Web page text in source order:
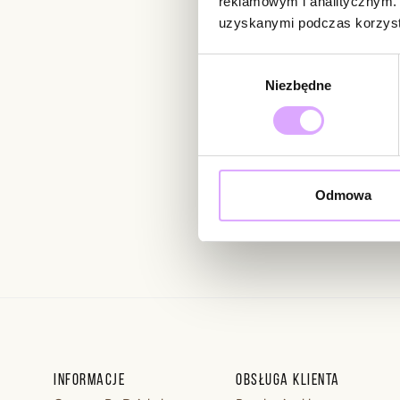
uzyskanymi podczas
Niezbędne
Odmowa
Wprowadzając i
Informacje Obsługa klienta